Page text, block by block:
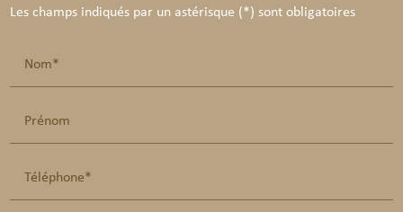
Les champs indiqués par un astérisque (*) sont obligatoires
Nom*
Prénom
Téléphone*